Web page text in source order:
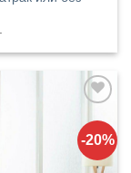
-20%
към
списъка с
харесани
продукти